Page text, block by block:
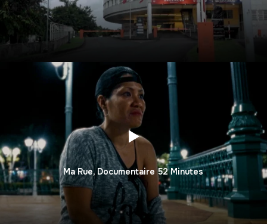
Ma Rue, Documentaire 52 Minutes